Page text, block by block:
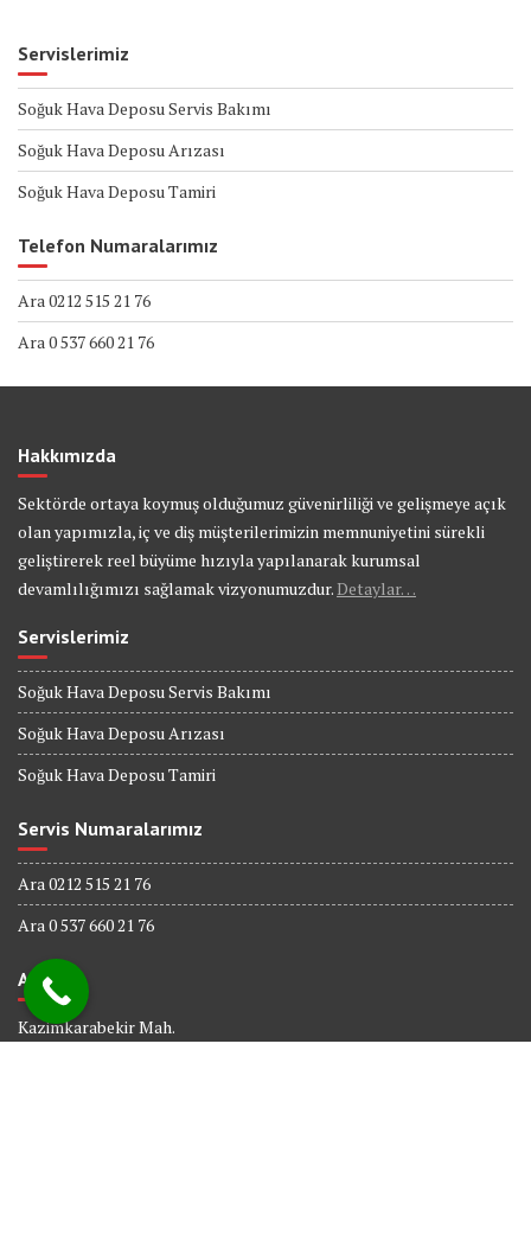
Servislerimiz
Soğuk Hava Deposu Servis Bakımı
Soğuk Hava Deposu Arızası
Soğuk Hava Deposu Tamiri
Telefon Numaralarımız
Ara 0212 515 21 76
Ara 0 537 660 21 76
Hakkımızda
Sektörde ortaya koymuş olduğumuz güvenirliliği ve gelişmeye açık
olan yapımızla, iç ve diş müşterilerimizin memnuniyetini sürekli
geliştirerek reel büyüme hızıyla yapılanarak kurumsal
devamlılığımızı sağlamak vizyonumuzdur. Detaylar…
Servislerimiz
Soğuk Hava Deposu Servis Bakımı
Soğuk Hava Deposu Arızası
Soğuk Hava Deposu Tamiri
Servis Numaralarımız
Ara 0212 515 21 76
Ara 0 537 660 21 76
Adres
Kazimkarabekir Mah.